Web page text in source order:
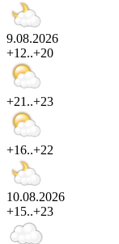
9.08.2026
+12..+20
+21..+23
+16..+22
10.08.2026
+15..+23